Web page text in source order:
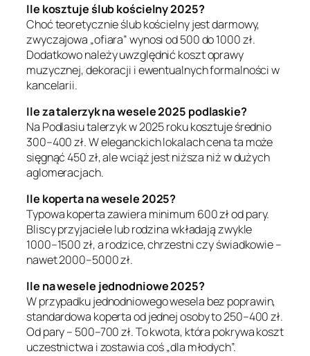
Ile kosztuje ślub kościelny 2025?
Choć teoretycznie ślub kościelny jest darmowy,
zwyczajowa „ofiara” wynosi od 500 do 1000 zł.
Dodatkowo należy uwzględnić koszt oprawy
muzycznej, dekoracji i ewentualnych formalności w
kancelarii.
Ile za talerzyk na wesele 2025 podlaskie?
Na Podlasiu talerzyk w 2025 roku kosztuje średnio
300–400 zł. W eleganckich lokalach cena ta może
sięgnąć 450 zł, ale wciąż jest niższa niż w dużych
aglomeracjach.
Ile koperta na wesele 2025?
Typowa koperta zawiera minimum 600 zł od pary.
Bliscy przyjaciele lub rodzina wkładają zwykle
1000–1500 zł, a rodzice, chrzestni czy świadkowie –
nawet 2000–5000 zł.
Ile na wesele jednodniowe 2025?
W przypadku jednodniowego wesela bez poprawin,
standardowa koperta od jednej osoby to 250–400 zł.
Od pary – 500–700 zł. To kwota, która pokrywa koszt
uczestnictwa i zostawia coś „dla młodych”.